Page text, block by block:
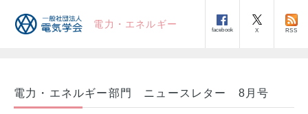
電力・エネルギー
facebook X RSS
電力・エネルギー部門 ニュースレター 8月号